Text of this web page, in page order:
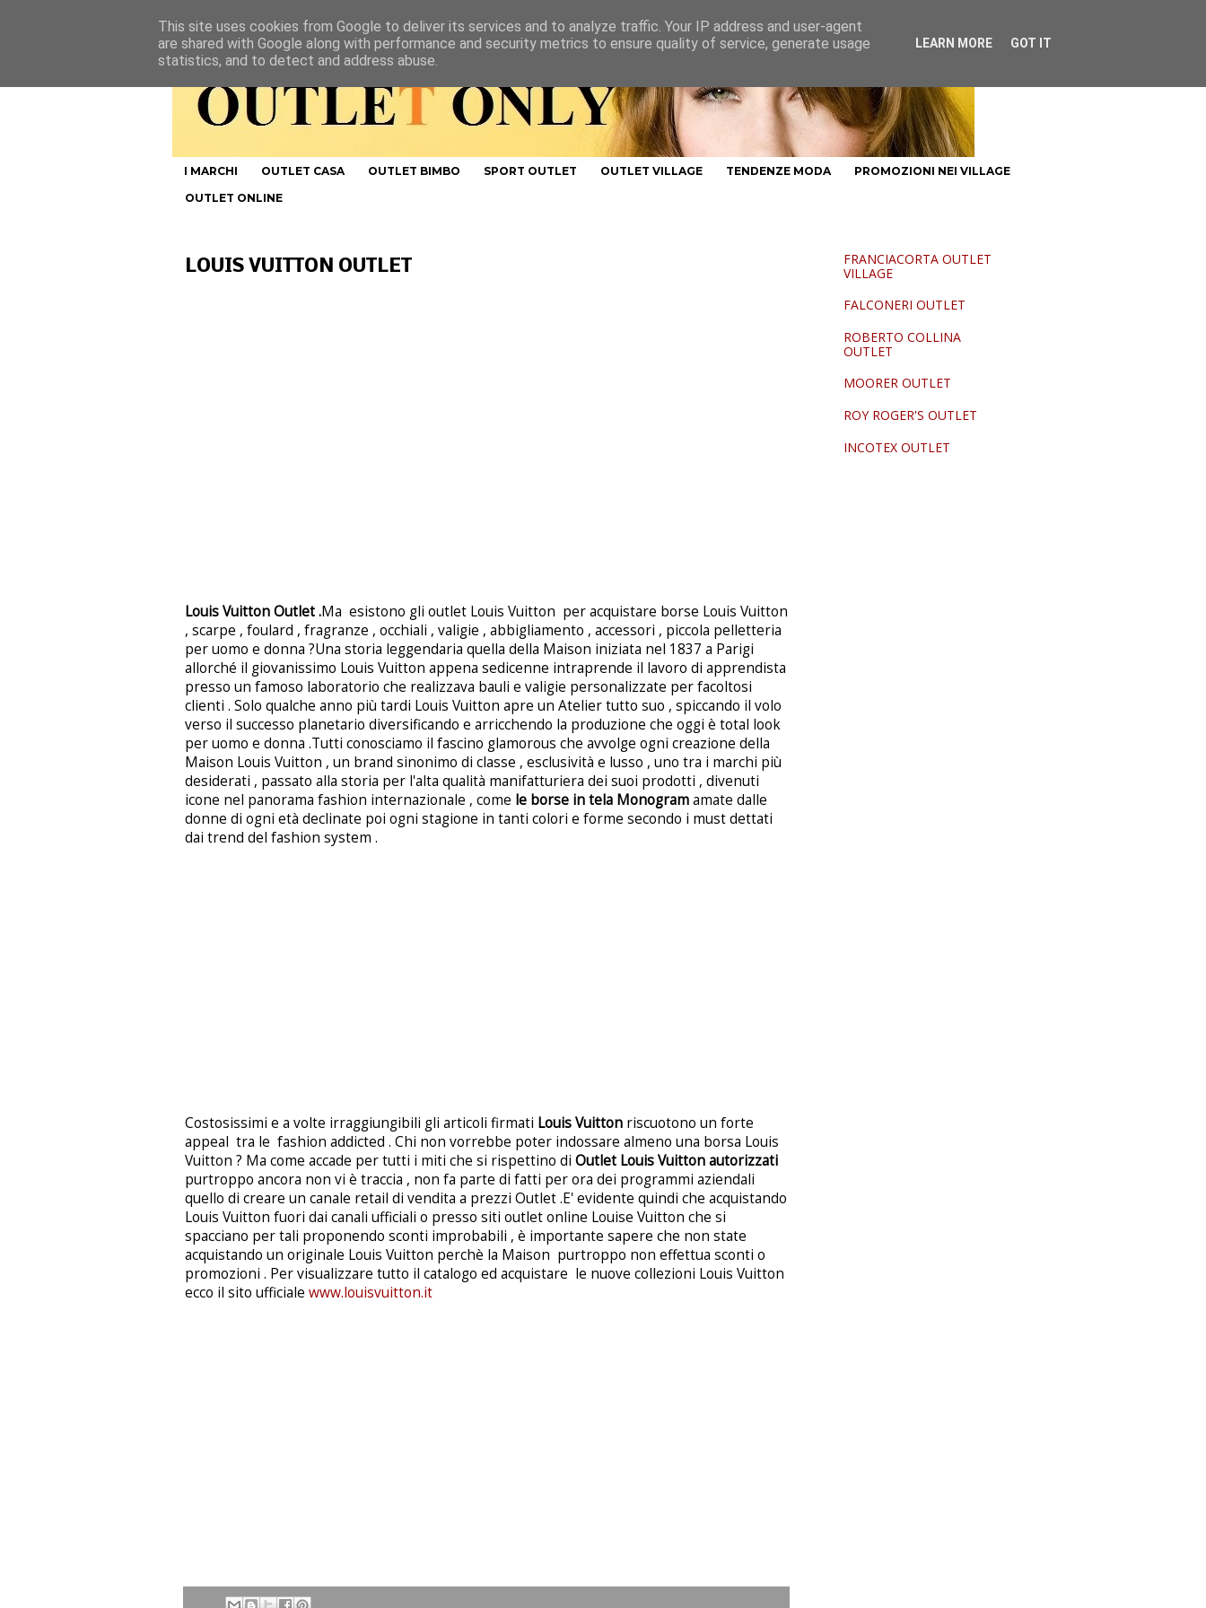
I MARCHI OUTLET CASA OUTLET BIMBO SPORT OUTLET OUTLET VILLAGE TENDENZE MODA
PROMOZIONI NEI VILLAGE
OUTLET ONLINE
LOUIS VUITTON OUTLET
Louis Vuitton Outlet .Ma esistono gli outlet Louis Vuitton per acquistare borse Louis Vuitton
, scarpe , foulard , fragranze , occhiali , valigie , abbigliamento , accessori , piccola pelletteria
per uomo e donna ?Una storia leggendaria quella della Maison iniziata nel 1837 a Parigi
allorché il giovanissimo Louis Vuitton appena sedicenne intraprende il lavoro di apprendista
presso un famoso laboratorio che realizzava bauli e valigie personalizzate per facoltosi
clienti . Solo qualche anno più tardi Louis Vuitton apre un Atelier tutto suo , spiccando il volo
verso il successo planetario diversificando e arricchendo la produzione che oggi è total look
per uomo e donna .Tutti conosciamo il fascino glamorous che avvolge ogni creazione della
Maison Louis Vuitton , un brand sinonimo di classe , esclusività e lusso , uno tra i marchi più
desiderati , passato alla storia per l'alta qualità manifatturiera dei suoi prodotti , divenuti
icone nel panorama fashion internazionale , come le borse in tela Monogramamate dalle
donne di ogni età declinate poi ogni stagione in tanti colori e forme secondo i must dettati
dai trend del fashion system .
Costosissimi e a volte irraggiungibili gli articoli firmati Louis Vuitton riscuotono un forte
appeal tra le fashion addicted . Chi non vorrebbe poter indossare almeno una borsa Louis
Vuitton ? Ma come accade per tutti i miti che si rispettino di Outlet Louis Vuitton autorizzati
purtroppo ancora non vi è traccia , non fa parte di fatti per ora dei programmi aziendali
quello di creare un canale retail di vendita a prezzi Outlet .E' evidente quindi che acquistando
Louis Vuitton fuori dai canali ufficiali o presso siti outlet online Louise Vuitton che si
spacciano per tali proponendo sconti improbabili , è importante sapere che non state
acquistando un originale Louis Vuitton perchè la Maison purtroppo non effettua sconti o
promozioni . Per visualizzare tutto il catalogo ed acquistare le nuove collezioni Louis Vuitton
ecco il sito ufficiale www.louisvuitton.it
FRANCIACORTA OUTLET
VILLAGE
FALCONERI OUTLET
ROBERTO COLLINA
OUTLET
MOORER OUTLET
ROY ROGER'S OUTLET
INCOTEX OUTLET
This site uses cookies from Google to deliver its services and to analyze traffic. Your IP address and user-agent
are shared with Google along with performance and security metrics to ensure quality of service, generate usage
statistics, and to detect and address abuse.
LEARN MORE GOT IT